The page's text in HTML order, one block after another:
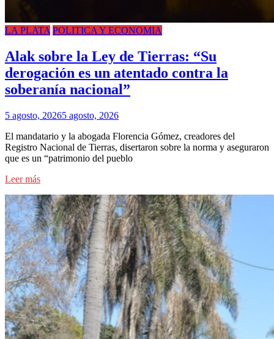
LA PLATA POLITICA Y ECONOMIA
Alak sobre la Ley de Tierras: “Su
derogación es un atentado contra la
soberanía nacional”
5 agosto, 20265 agosto, 2026
El mandatario y la abogada Florencia Gómez, creadores del
Registro Nacional de Tierras, disertaron sobre la norma y aseguraron
que es un “patrimonio del pueblo
Leer más